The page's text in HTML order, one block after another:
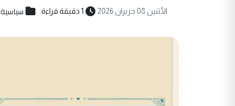
الأثنين 08 حزيران 2026 1 دقيقة قراءة سياسية